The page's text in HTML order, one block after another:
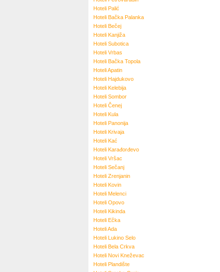
Hoteli Palić
Hoteli Bačka Palanka
Hoteli Bečej
Hoteli Kanjiža
Hoteli Subotica
Hoteli Vrbas
Hoteli Bačka Topola
HoteliApatin
Hoteli Hajdukovo
Hoteli Kelebija
Hoteli Sombor
Hoteli Čenej
Hoteli Kula
Hoteli Panonija
Hoteli Krivaja
Hoteli Kać
Hoteli Karađorđevo
Hoteli Vršac
Hoteli Sečanj
Hoteli Zrenjanin
Hoteli Kovin
Hoteli Melenci
Hoteli Opovo
Hoteli Kikinda
Hoteli Ečka
HoteliAda
Hoteli Lukino Selo
Hoteli Bela Crkva
Hoteli Novi Kneževac
Hoteli Plandište